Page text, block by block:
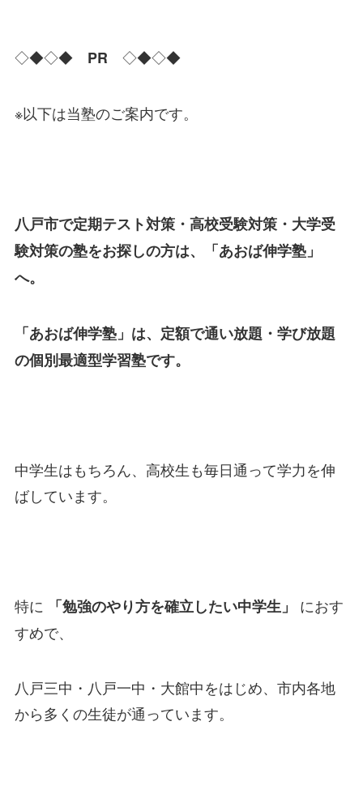
◇◆◇◆ PR ◇◆◇◆
※以下は当塾のご案内です。
八戸市で定期テスト対策・高校受験対策・大学受
験対策の塾をお探しの方は、「あおば伸学塾」
へ。
「あおば伸学塾」は、定額で通い放題・学び放題
の個別最適型学習塾です。
中学生はもちろん、高校生も毎日通って学力を伸
ばしています。
特に 「勉強のやり方を確立したい中学生」
におす
すめで、
八戸三中・八戸一中・大館中をはじめ、市内各地
から多くの生徒が通っています。